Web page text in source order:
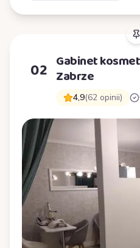
02 Gabinet
Zabrze
4,9(62 opinii)